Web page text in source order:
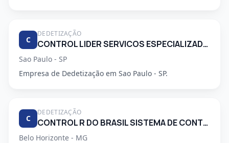
C
DEDETIZAÇÃO
CONTROL LIDER SERVICOS ESPECIALIZADOS LTDA
Sao Paulo - SP
Empresa de Dedetização em Sao Paulo - SP.
C
DEDETIZAÇÃO
CONTROL R DO BRASIL SISTEMA DE CONTROLE AMBIENTAL LTDA
Belo Horizonte - MG